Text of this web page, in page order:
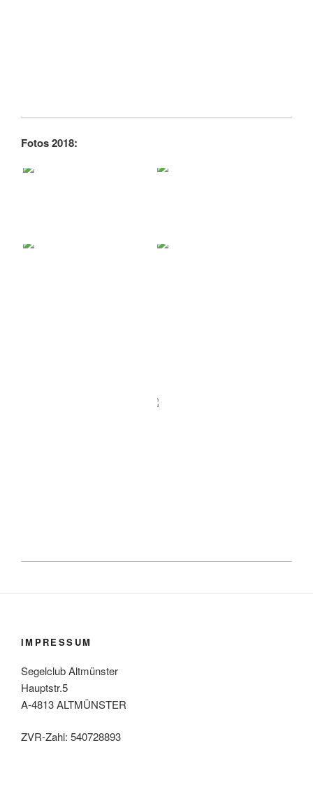
Fotos 2018:
IMPRESSUM
Segelclub Altmünster
Hauptstr.5
A-4813 ALTMÜNSTER
ZVR-Zahl: 540728893